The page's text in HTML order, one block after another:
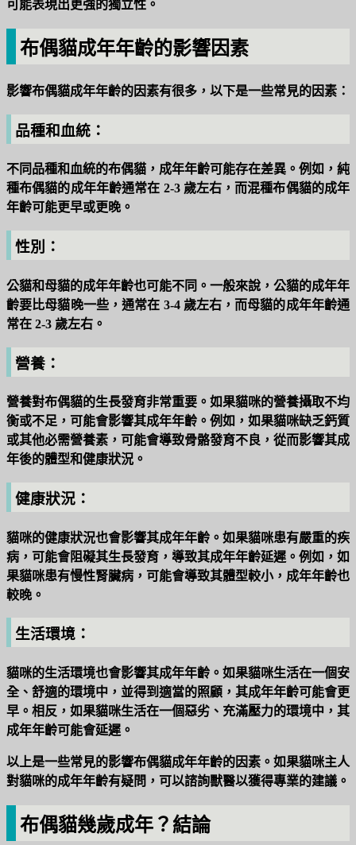
可能表現出更強的獨立性。
布偶貓成年年齡的影響因素
影響布偶貓成年年齡的因素有很多，以下是一些常見的因素：
品種和血統：
不同品種和血統的布偶貓，成年年齡可能存在差異。例如，純
種布偶貓的成年年齡通常在 2-3 歲左右，而混種布偶貓的成年
年齡可能更早或更晚。
性別：
公貓和母貓的成年年齡也可能不同。一般來說，公貓的成年年
齡要比母貓晚一些，通常在 3-4 歲左右，而母貓的成年年齡通
常在 2-3 歲左右。
營養：
營養對布偶貓的生長發育非常重要。如果貓咪的營養攝取不均
衡或不足，可能會影響其成年年齡。例如，如果貓咪缺乏鈣質
或其他必需營養素，可能會導致骨骼發育不良，從而影響其成
年後的體型和健康狀況。
健康狀況：
貓咪的健康狀況也會影響其成年年齡。如果貓咪患有嚴重的疾
病，可能會阻礙其生長發育，導致其成年年齡延遲。例如，如
果貓咪患有慢性腎臟病，可能會導致其體型較小，成年年齡也
較晚。
生活環境：
貓咪的生活環境也會影響其成年年齡。如果貓咪生活在一個安
全、舒適的環境中，並得到適當的照顧，其成年年齡可能會更
早。相反，如果貓咪生活在一個惡劣、充滿壓力的環境中，其
成年年齡可能會延遲。
以上是一些常見的影響布偶貓成年年齡的因素。如果貓咪主人
對貓咪的成年年齡有疑問，可以諮詢獸醫以獲得專業的建議。
布偶貓幾歲成年？結論